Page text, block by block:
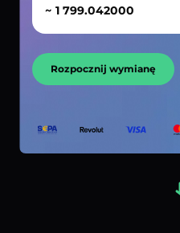
~
Rozpocznij wymianę